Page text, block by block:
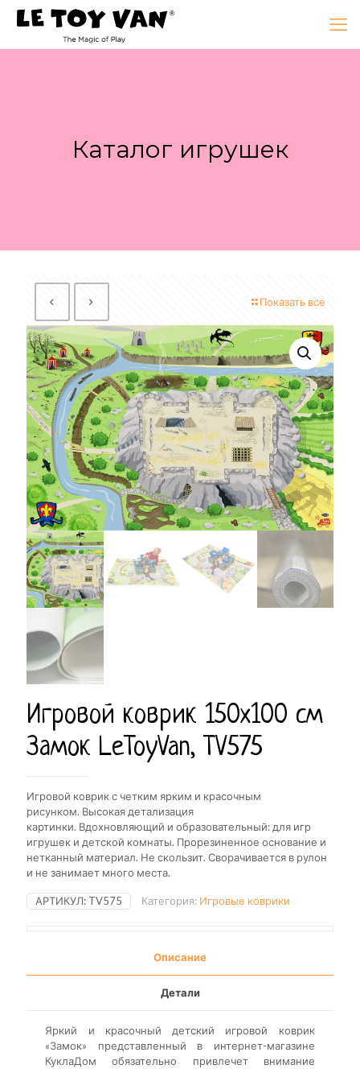
Каталог игрушек
Показать все
Игровой коврик 150х100 см
Замок LeToyVan, TV575
Игровой коврик с четким ярким и красочным
рисунком. Высокая детализация
картинки. Вдохновляющий и образовательный: для игр
игрушек и детской комнаты. Прорезиненное основание и
нетканный материал. Не скользит. Сворачивается в рулон
и не занимает много места.
АРТИКУЛ: TV575 Категория: Игровые коврики
Описание
Детали
Яркий и красочный детский игровой коврик
«Замок» представленный в интернет-магазине
КуклаДом обязательно привлечет внимание